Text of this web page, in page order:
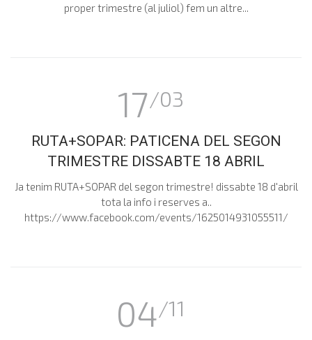
proper trimestre (al juliol) fem un altre...
17/03
RUTA+SOPAR: PATICENA DEL SEGON
TRIMESTRE DISSABTE 18 ABRIL
Ja tenim RUTA+SOPAR del segon trimestre! dissabte 18 d'abril
tota la info i reserves a..
https://www.facebook.com/events/1625014931055511/
04/11